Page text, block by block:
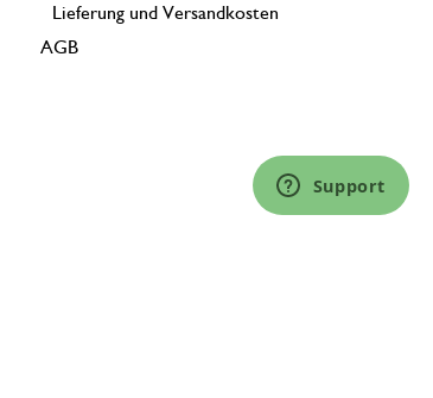
Lieferung und Versandkosten
AGB
Support